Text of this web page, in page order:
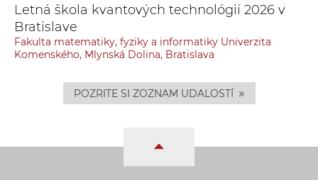
Letná škola kvantových technológií 2026 v
Bratislave
Fakulta matematiky, fyziky a informatiky Univerzita
Komenského, Mlynská Dolina, Bratislava
POZRITE SI ZOZNAM UDALOSTÍ »